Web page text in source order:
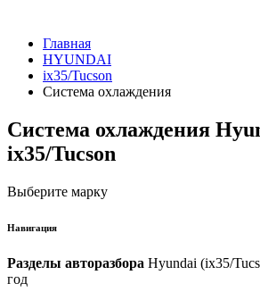
Главная
HYUNDAI
ix35/Tucson
Система охлаждения
Система охлаждения
ix35/Tucson
Выберите марку
Навигация
Разделы авторазбора Hyundai (ix35/
год